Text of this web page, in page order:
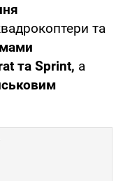
та
та Sprint, а